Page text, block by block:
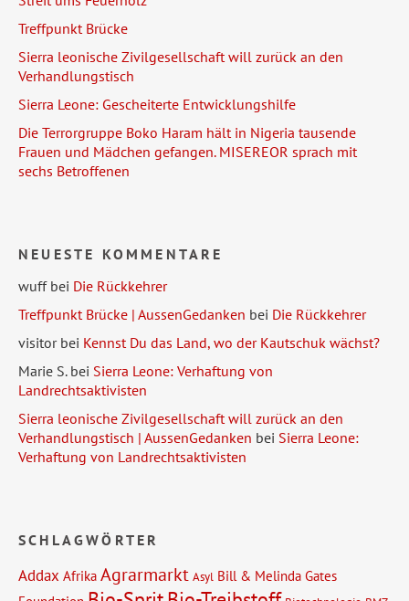
Treffpunkt Brücke
Sierra leonische Zivilgesellschaft will zurück an den
Verhandlungstisch
Sierra Leone: Gescheiterte Entwicklungshilfe
Die Terrorgruppe Boko Haram hält in Nigeria tausende
Frauen und Mädchen gefangen. MISEREOR sprach mit
sechs Betroffenen
NEUESTE KOMMENTARE
wuffbei Die Rückkehrer
Treffpunkt Brücke | AussenGedanken bei Die Rückkehrer
visitorbei Kennst Du das Land, wo der Kautschuk wächst?
Marie S.bei Sierra Leone: Verhaftung von
Landrechtsaktivisten
Sierra leonische Zivilgesellschaft will zurück an den
Verhandlungstisch | AussenGedanken bei Sierra Leone:
Verhaftung von Landrechtsaktivisten
SCHLAGWÖRTER
Addax Afrika Agrarmarkt Asyl Bill & Melinda Gates